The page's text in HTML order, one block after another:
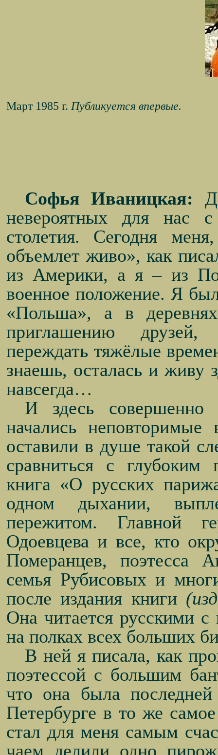
Март 1985 г. Публикуется впервые.
Софья Иваницкая:
невероятных для нас
столетия. Сегодня
объемлет живо», как
из Америки, а я – из
военное положение. Я
«Польша», а в
приглашению
переждать тяжёлые
знаешь, осталась и живу
навсегда…
И здесь
начались
оставили в душе такой
сравниться с
книга «О русских
одном дыхании,
пережитом. Главной
Одоевцева и все, кто
Померанцев, поэтесса
семья Рубисовых и
после издания книги
Она читается русскими
на полках всех больших
В ней я писала, как
поэтессой с большим
что она была
Петербурге в то же
стал для меня самым
чаем делили одно